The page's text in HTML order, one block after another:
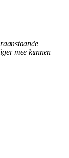
mee kunnen